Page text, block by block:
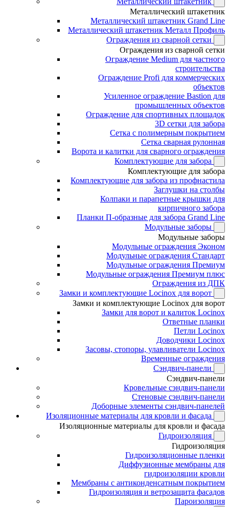
Металлический штакетник
Металлический штакетник Grand Line
Металлический штакетник Металл Профиль
Ограждения из сварной сетки
Ограждения из сварной сетки
Ограждение Medium для частного
строительства
Ограждение Profi для коммерческих
объектов
Усиленное ограждение Bastion для
промышленных объектов
Ограждение для спортивных площадок
3D сетки для забора
Сетка с полимерным покрытием
Сетка сварная рулонная
Ворота и калитки для сварного ограждения
Комплектующие для забора
Комплектующие для забора
Комплектующие для забора из профнастила
Заглушки на столбы
Колпаки и парапетные крышки для
кирпичного забора
Планки П-образные для забора Grand Line
Модульные заборы
Модульные заборы
Модульные ограждения Эконом
Модульные ограждения Стандарт
Модульные ограждения Премиум
Модульные ограждения Премиум плюс
Ограждения из ДПК
Замки и комплектующие Locinox для ворот
Замки и комплектующие Locinox для ворот
Замки для ворот и калиток Locinox
Ответные планки
Петли Locinox
Доводчики Locinox
Засовы, стопоры, улавливатели Locinox
Временные ограждения
Сэндвич-панели
Сэндвич-панели
Кровельные сэндвич-панели
Стеновые сэндвич-панели
Доборные элементы сэндвич-панелей
Изоляционные материалы для кровли и фасада
Изоляционные материалы для кровли и фасада
Гидроизоляция
Гидроизоляция
Гидроизоляционные пленки
Диффузионные мембраны для
гидроизоляции кровли
Мембраны с антиконденсатным покрытием
Гидроизоляция и ветрозащита фасадов
Пароизоляция